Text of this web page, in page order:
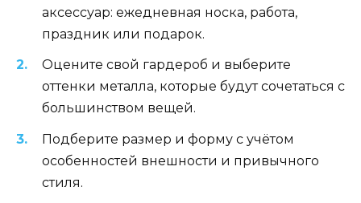
аксессуар: ежедневная носка, работа,
праздник или подарок.
Оцените свой гардероб и выберите
оттенки металла, которые будут сочетаться с
большинством вещей.
Подберите размер и форму с учётом
особенностей внешности и привычного
стиля.